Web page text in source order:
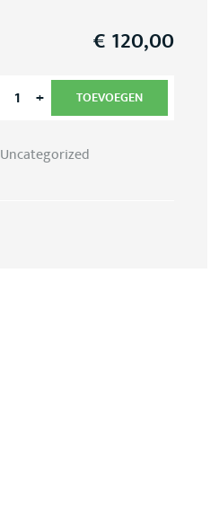
€ 120,00
+ TOEVOEGEN
Uncategorized